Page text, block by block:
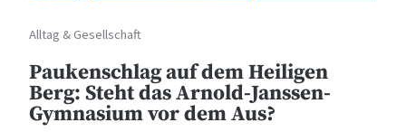
Alltag & Gesellschaft
Paukenschlag auf dem Heiligen
Berg: Steht das Arnold-Janssen-
Gymnasium vor dem Aus?